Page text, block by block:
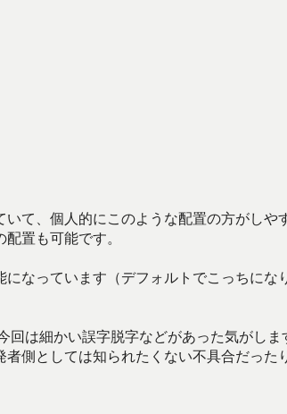
て、個人的にこのような配置の方がしや
置も可能です。
なっています（デフォルトでこっちにな
は細かい誤字脱字などがあった気がし
側としては知られたくない不具合だった